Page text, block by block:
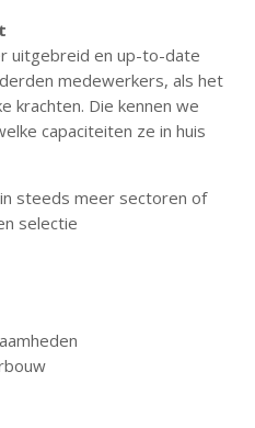
uitgebreid en up-to-date
medewerkers, als het
krachten. Die kennen we
capaciteiten ze in huis
steeds meer sectoren of
selectie